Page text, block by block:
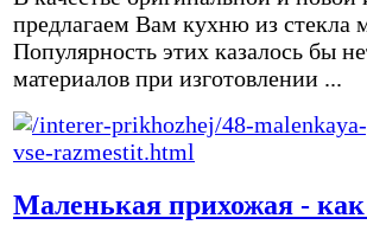
предлагаем Вам кухню из стекла
Популярность этих казалось бы
материалов при изготовлении ...
Маленькая прихожая - как